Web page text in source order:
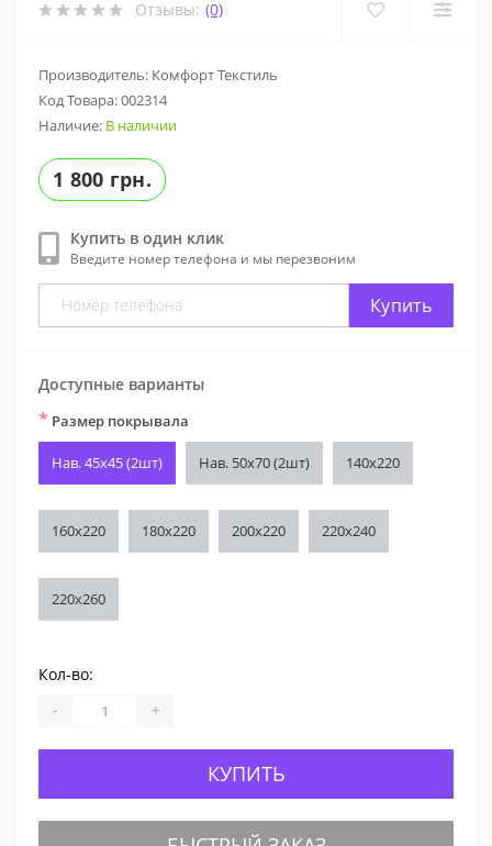
Отзывы: (0)
Производитель: Комфорт Текстиль
Код Товара:002314
Наличие: В наличии
1 800 грн.
Купить в один клик
Введите номер телефона и мы перезвоним
Купить
Доступные варианты
* Размер покрывала
Нав. 45х45 (2шт) Нав. 50х70 (2шт) 140x220
160x220 180x220 200x220 220x240
220x260
Кол-во:
- +
КУПИТЬ